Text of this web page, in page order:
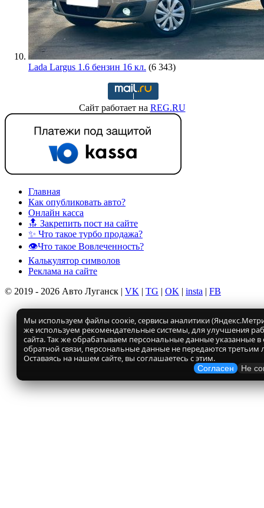
Lada Largus 1.6 бензин 16 кл. (6 343)
Сайт работает на REG.RU
Главная
Как опубликовать авто?
Онлайн касса
🔝 Закрепить пост на сайте
✨ Что такое турбо продажа?
👁️Что такое Вовлеченность?
Калькулятор символов
Реклама на сайте
© 2019 - 2026 Авто Луганск | VK | TG | OK | insta | FB
Мы используем файлы соокіе, сервисы аналитики
же используем рекомендательные системы, для улучшения
сайта. Так же обрабатываем персональные данные указанные
обратной связи, персональные данные не передаются третьим
Оставаясь на нашем сайте, вы соглашаетесь с этим.
Согласен Не